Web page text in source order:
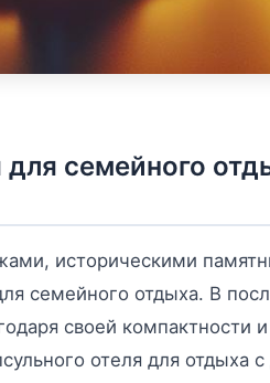
семейного
историческими
семейного отдыха. В
своей компактности
отеля для отдыха